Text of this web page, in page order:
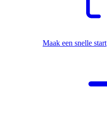
Maak een snelle start